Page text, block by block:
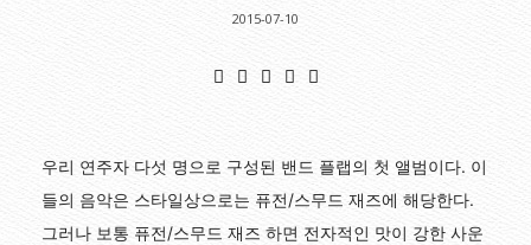
2015-07-10
우리 연주자 다섯 명으로 구성된 밴드 플랩의 첫 앨범이다. 이
들의 음악은 스타일상으로는 퓨전/스무드 재즈에 해당한다.
그러나 보통 퓨전/스무드 재즈 하면 전자적인 맛이 강한 사운